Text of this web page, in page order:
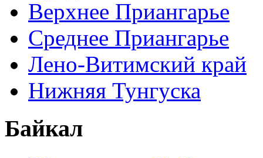
Верхнее Приангарье
Среднее Приангарье
Лено-Витимский край
Нижняя Тунгуска
Байкал